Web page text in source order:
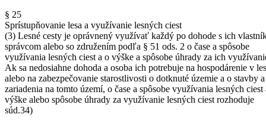
§ 25
Sprístupňovanie lesa a využívanie lesných ciest
(3) Lesné cesty je oprávnený využívať každý po dohode s ich
správcom alebo so združením podľa § 51 ods. 2 o čase a spôsobe
využívania lesných ciest a o výške a spôsobe úhrady za ich
Ak sa nedosiahne dohoda a osoba ich potrebuje na hospodárenie v
alebo na zabezpečovanie starostlivosti o dotknuté územie a o stavby a
zariadenia na tomto území, o čase a spôsobe využívania lesných ciest
výške alebo spôsobe úhrady za využívanie lesných ciest rozhoduje
súd.34)